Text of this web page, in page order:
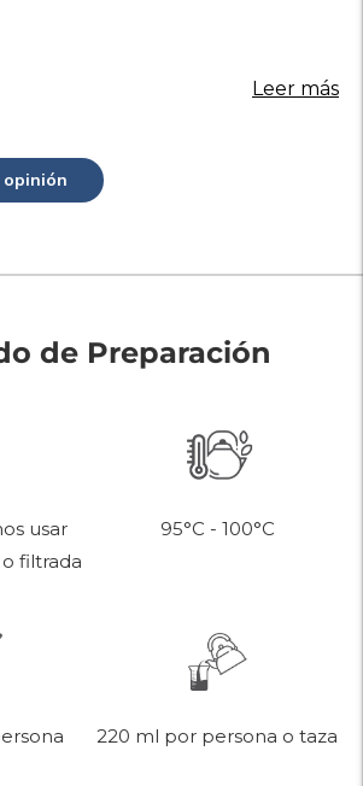
Leer más
opinión
de Preparación
usar
filtrada
95°C - 100°C
220 ml por persona o taza